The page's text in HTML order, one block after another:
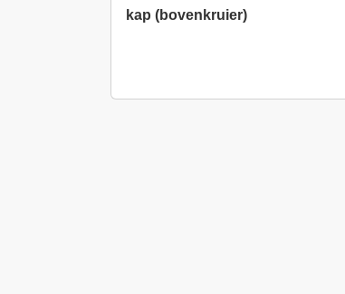
kap (bovenkruier)